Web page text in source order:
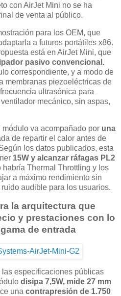
con AirJet Mini no se ha
de venta al público.
para los OEM, que
a futuros portátiles x86.
está en AirJet Mini, que
pasivo convencional.
correspondiente, y a modo de
membranas piezoeléctricas de
ultrasónica para
mecánico, sin aspas,
va acompañado por una
de repartir el calor antes de
los datos publicados, esta
15W y alcanzar ráfagas PL2
habría Thermal Throttling y los
a máximo rendimiento sin
audible para los usuarios.
la arquitectura que
y prestaciones con lo
de entrada
especificaciones públicas
disipa 7,5W, mide 27 mm
una contrapresión de 1.750